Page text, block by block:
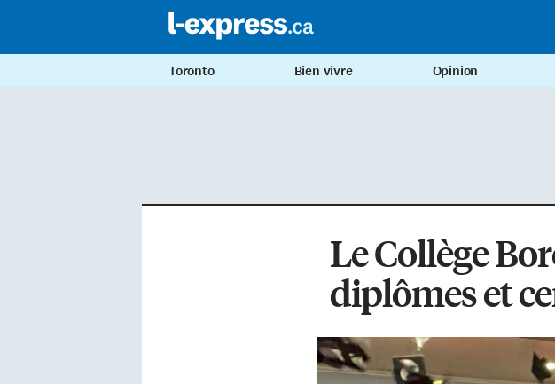
Toronto Bien vivre Opinion
Le Collège
diplômes et